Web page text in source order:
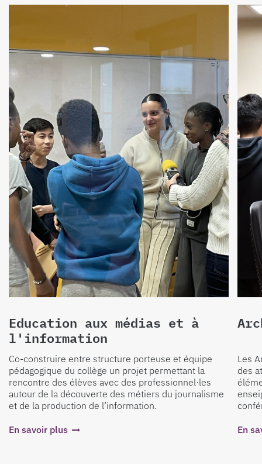
Education aux médias et à
l'information
Co-construire entre structure porteuse et équipe
pédagogique du collège un projet permettant la
rencontre des élèves avec des professionnel·les
autour de la découverte des métiers du journalisme
et de la production de l’information.
En savoir plus
Les
des
En